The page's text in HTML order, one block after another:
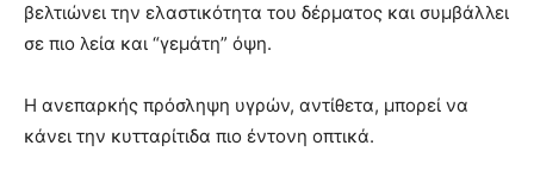
βελτιώνει την ελαστικότητα του δέρματος και συμβάλλει
σε πιο λεία και “γεμάτη” όψη.
Η ανεπαρκής πρόσληψη υγρών, αντίθετα, μπορεί να
κάνει την κυτταρίτιδα πιο έντονη οπτικά.